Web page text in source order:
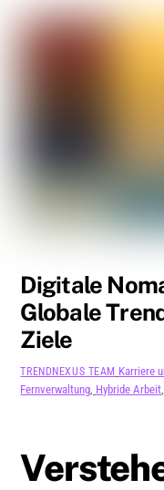
Digitale
Globale
Ziele
TRENDNEXUS TEAM Karriere
Fernverwaltung Hybride Arbeit